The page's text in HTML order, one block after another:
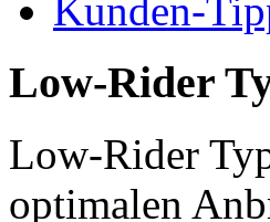
Kunden-
Low-Rider
Low-Rider
optimalen